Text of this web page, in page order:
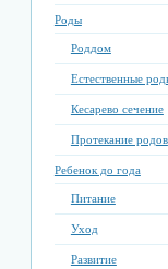
Роды
Роддом
Естественные
Кесарево сечение
Протекание родов
Ребенок до года
Питание
Уход
Развитие